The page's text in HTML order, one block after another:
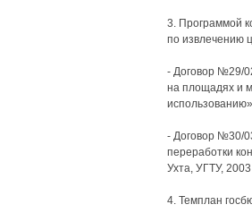
3. Программой
по извлечению
- Договор №29/
на площадях и
- Договор №30/
переработки
Ухта, УГТУ, 2003
4. Темплан